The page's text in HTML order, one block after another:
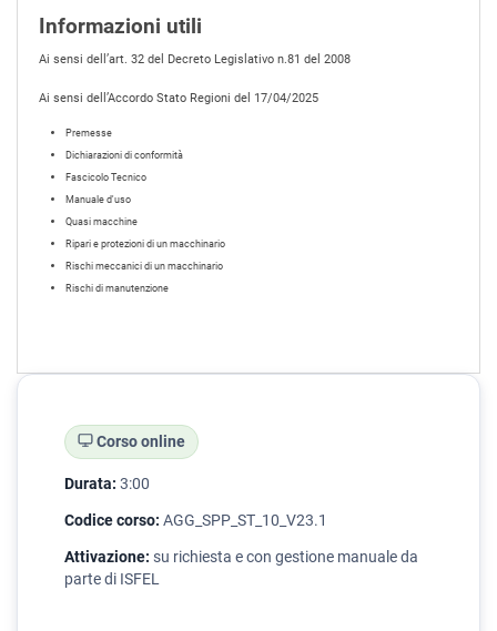
Informazioni utili
Ai sensi dell’art. 32 del Decreto Legislativo n.81 del 2008
Ai sensi dell’Accordo Stato Regioni del 17/04/2025
Premesse
Dichiarazioni di conformità
Fascicolo Tecnico
Manuale d'uso
Quasi macchine
Ripari e protezioni di un macchinario
Rischi meccanici di un macchinario
Rischi di manutenzione
Corso online
Durata: 3:00
Codice corso: AGG_SPP_ST_10_V23.1
Attivazione: su richiesta e con gestione manuale da
parte di ISFEL